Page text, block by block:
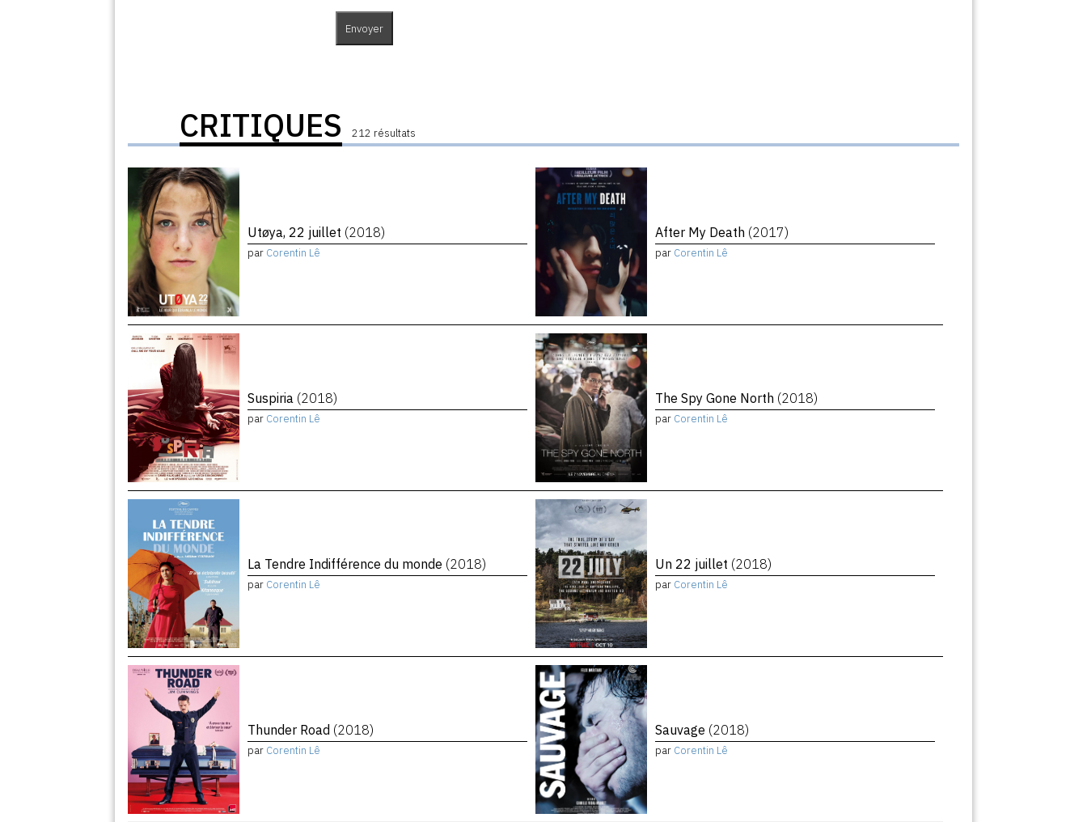
CRITIQUES 212 résultats
Utøya, 22 juillet (2018)
par Corentin Lê
After My Death (2017)
par Corentin Lê
Suspiria (2018)
par Corentin Lê
The Spy Gone North (2018)
par Corentin Lê
La Tendre Indifférence du monde (2018)
par Corentin Lê
Un 22 juillet (2018)
par Corentin Lê
Thunder Road (2018)
par Corentin Lê
Sauvage (2018)
par Corentin Lê